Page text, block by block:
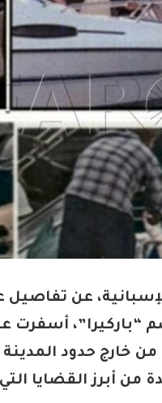
عن تفاصيل
“باركيرا”،
خارج حدود المدينة
من أبرز